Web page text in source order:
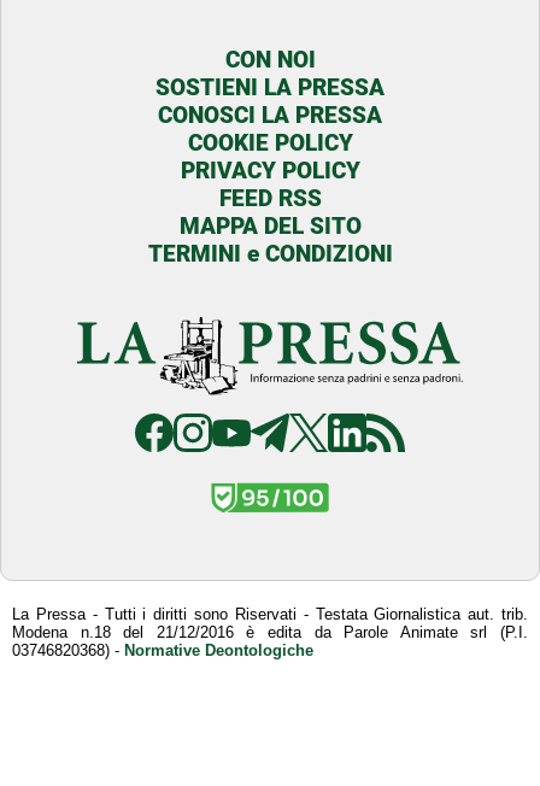
CON NOI
SOSTIENI LA PRESSA
CONOSCI LA PRESSA
COOKIE POLICY
PRIVACY POLICY
FEED RSS
MAPPA DEL SITO
TERMINI e CONDIZIONI
La Pressa - Tutti i diritti sono Riservati - Testata Giornalistica aut. trib.
Modena n.18 del 21/12/2016 è edita da Parole Animate srl (P.I.
03746820368) - Normative Deontologiche